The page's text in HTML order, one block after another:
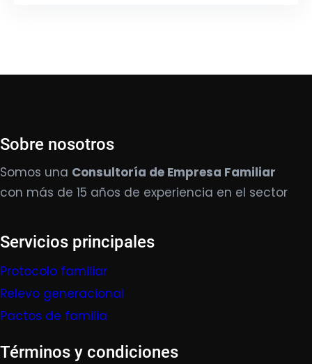
Sobre nosotros
Somos una Consultoría de Empresa Familiar
con más de 15 años de experiencia en el sector
Servicios principales
Protocolo familiar
Relevo generacional
Pactos de familia
Términos y condiciones